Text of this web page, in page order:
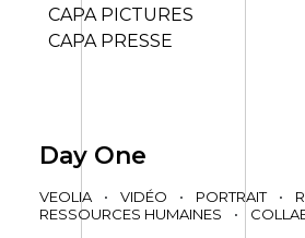
CAPA PICTURES
CAPA PRESSE
Day One
VEOLIA • VIDÉO • PORTRAIT •
RESSOURCES HUMAINES
•